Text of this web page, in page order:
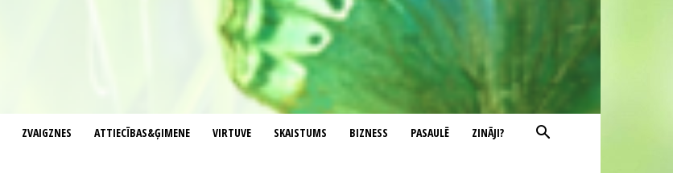
ZVAIGZNES ATTIECĪBAS&ĢIMENE VIRTUVE SKAISTUMS BIZNESS PASAULĒ ZINĀJI?